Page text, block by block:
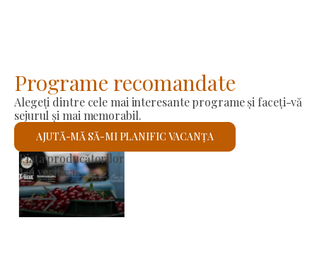
Programe recomandate
Alegeți dintre cele mai interesante programe și faceți-vă
sejurul și mai memorabil.
AJUTĂ-MĂ SĂ-MI PLANIFIC VACANȚA
Biserica romano-catolică Sfântul László
Voi verifica